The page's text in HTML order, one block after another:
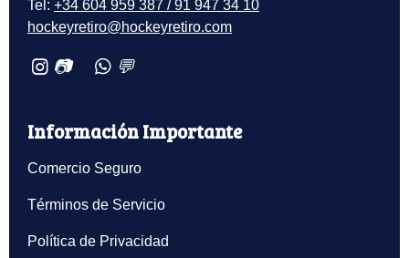
Tel: +34 604 959 387 / 91 947 34 10
hockeyretiro@hockeyretiro.com
📷 💬
Información Importante
Comercio Seguro
Términos de Servicio
Política de Privacidad